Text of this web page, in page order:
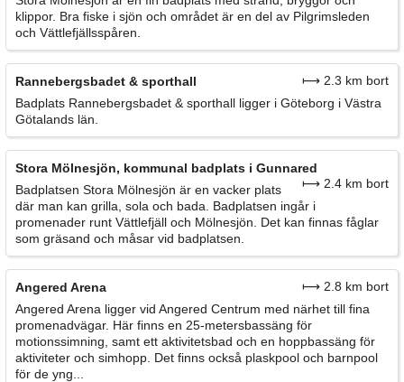
klippor. Bra fiske i sjön och området är en del av Pilgrimsleden
och Vättlefjällsspåren.
Rannebergsbadet & sporthall
⟼ 2.3 km bort
Badplats Rannebergsbadet & sporthall ligger i Göteborg i Västra
Götalands län.
Stora Mölnesjön, kommunal badplats i Gunnared
⟼ 2.4 km bort
Badplatsen Stora Mölnesjön är en vacker plats
där man kan grilla, sola och bada. Badplatsen ingår i
promenader runt Vättlefjäll och Mölnesjön. Det kan finnas fåglar
som gräsand och måsar vid badplatsen.
Angered Arena
⟼ 2.8 km bort
Angered Arena ligger vid Angered Centrum med närhet till fina
promenadvägar. Här finns en 25-metersbassäng för
motionssimning, samt ett aktivitetsbad och en hoppbassäng för
aktiviteter och simhopp. Det finns också plaskpool och barnpool
för de yng...